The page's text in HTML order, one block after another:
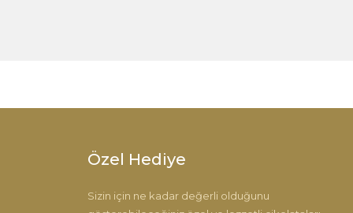
Özel Hediye
Sizin için ne kadar değerli olduğunu